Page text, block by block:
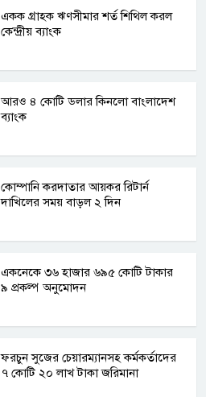
একক গ্রাহক ঋণসীমার শর্ত শিথিল করল
কেন্দ্রীয় ব্যাংক
আরও ৪ কোটি ডলার কিনলো বাংলাদেশ
ব্যাংক
কোম্পানি করদাতার আয়কর রিটার্ন
দাখিলের সময় বাড়ল ২ দিন
একনেকে ৩৬ হাজার ৬৯৫ কোটি টাকার
৯ প্রকল্প অনুমোদন
ফরচুন সুজের চেয়ারম্যানসহ কর্মকর্তাদের
৭ কোটি ২০ লাখ টাকা জরিমানা